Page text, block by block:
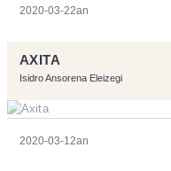
2020-03-22an
AXITA
Isidro Ansorena Eleizegi
2020-03-12an